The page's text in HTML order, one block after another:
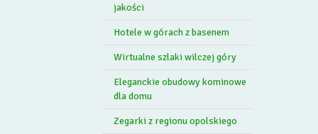
jakości
Hotele w górach z basenem
Wirtualne szlaki wilczej góry
Eleganckie obudowy kominowe
dla domu
Zegarki z regionu opolskiego